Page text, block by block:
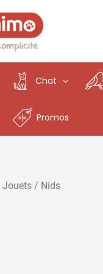
Chat
Promos
Jouets / Nids